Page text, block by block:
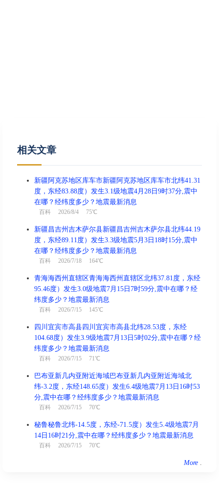
相关文章
新疆阿克苏地区库车市新疆阿克苏地区库车市北纬41.31
度，东经83.88度）发生3.1级地震4月28日9时37分,震中
在哪？经纬度多少？地震最新消息
百科 2026/8/4 75℃
新疆昌吉州吉木萨尔县新疆昌吉州吉木萨尔县北纬44.19
度，东经89.11度）发生3.3级地震5月3日18时15分,震中
在哪？经纬度多少？地震最新消息
百科 2026/7/18 164℃
青海海西州直辖区青海海西州直辖区北纬37.81度，东经
95.46度）发生3.0级地震7月15日7时59分,震中在哪？经
纬度多少？地震最新消息
百科 2026/7/15 145℃
四川宜宾市高县四川宜宾市高县北纬28.53度，东经
104.68度）发生3.9级地震7月13日5时02分,震中在哪？经
纬度多少？地震最新消息
百科 2026/7/15 71℃
巴布亚新几内亚附近海域巴布亚新几内亚附近海域北
纬-3.2度，东经148.65度）发生6.4级地震7月13日16时53
分,震中在哪？经纬度多少？地震最新消息
百科 2026/7/15 70℃
秘鲁秘鲁北纬-14.5度，东经-71.5度）发生5.4级地震7月
14日16时21分,震中在哪？经纬度多少？地震最新消息
百科 2026/7/15 70℃
More